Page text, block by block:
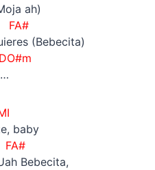
ah)
(Bebecita)
baby
Bebecita,